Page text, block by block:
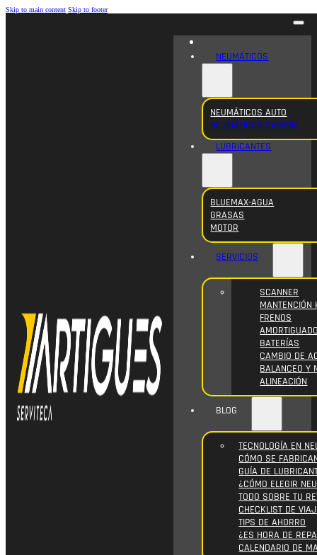
Skip to main content Skip to footer
NEUMÁTICOS
NEUMÁTICOS AUTO
NEUMÁTICOS CAMION
LUBRICANTES
BLUEMAX-AGUA
GRASAS
MOTOR
SERVICIOS
SCANNER
MANTENCIÓN
FRENOS
BATERÍAS
CAMBIO DE
BALANCEO Y
ALINEACIÓN
BLOG
TECNOLOGÍA EN
CÓMO SE
GUÍA DE
¿CÓMO ELEGIR
TODO SOBRE TU
CHECKLIST DE
TIPS DE AHORRO
¿ES HORA DE
CALENDARIO DE